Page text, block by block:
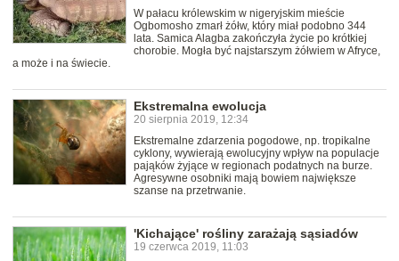
W pałacu królewskim w nigeryjskim mieście
Ogbomosho zmarł żółw, który miał podobno 344
lata. Samica Alagba zakończyła życie po krótkiej
chorobie. Mogła być najstarszym żółwiem w Afryce,
a może i na świecie.
Ekstremalna ewolucja
20 sierpnia 2019, 12:34
Ekstremalne zdarzenia pogodowe, np. tropikalne
cyklony, wywierają ewolucyjny wpływ na populacje
pająków żyjące w regionach podatnych na burze.
Agresywne osobniki mają bowiem największe
szanse na przetrwanie.
'Kichające' rośliny zarażają sąsiadów
19 czerwca 2019, 11:03